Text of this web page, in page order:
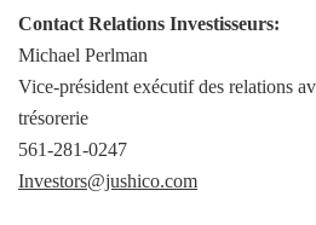
Contact Relations Investisseurs:
Michael Perlman
Vice-président exécutif des relations
trésorerie
561-281-0247
Investors@jushico.com